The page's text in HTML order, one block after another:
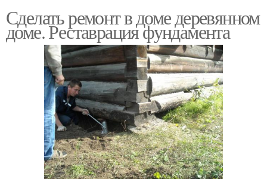
Сделать ремонт в доме деревянном
доме. Реставрация фундамента